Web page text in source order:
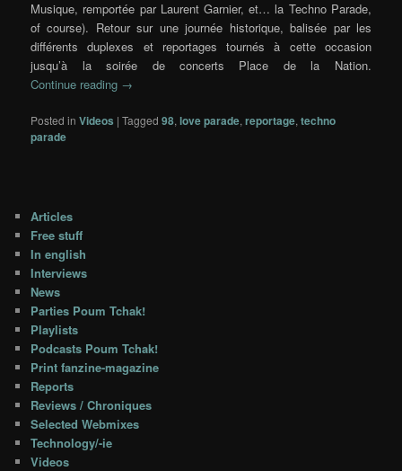
Musique, remportée par Laurent Garnier, et… la Techno Parade,
of course). Retour sur une journée historique, balisée par les
différents duplexes et reportages tournés à cette occasion
jusqu’à la soirée de concerts Place de la Nation.
Continue reading →
Posted in Videos |Tagged 98,love parade,reportage,techno
parade
Articles
Free stuff
In english
Interviews
News
Parties Poum Tchak!
Playlists
Podcasts Poum Tchak!
Print fanzine-magazine
Reports
Reviews / Chroniques
Selected Webmixes
Technology/-ie
Videos